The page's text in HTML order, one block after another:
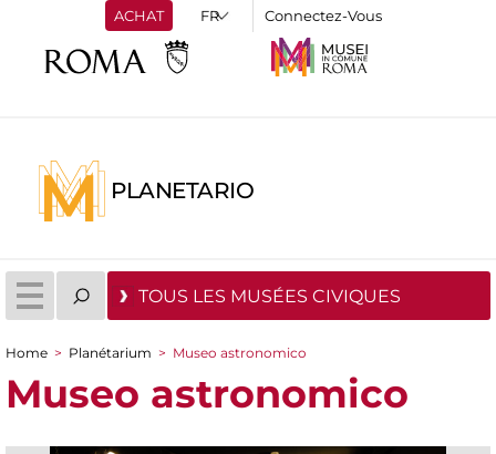
ACHAT Connectez-Vous
PLANETARIO
TOUS LES MUSÉES CIVIQUES
You are here
Home > Planétarium > Museo astronomico
Museo astronomico